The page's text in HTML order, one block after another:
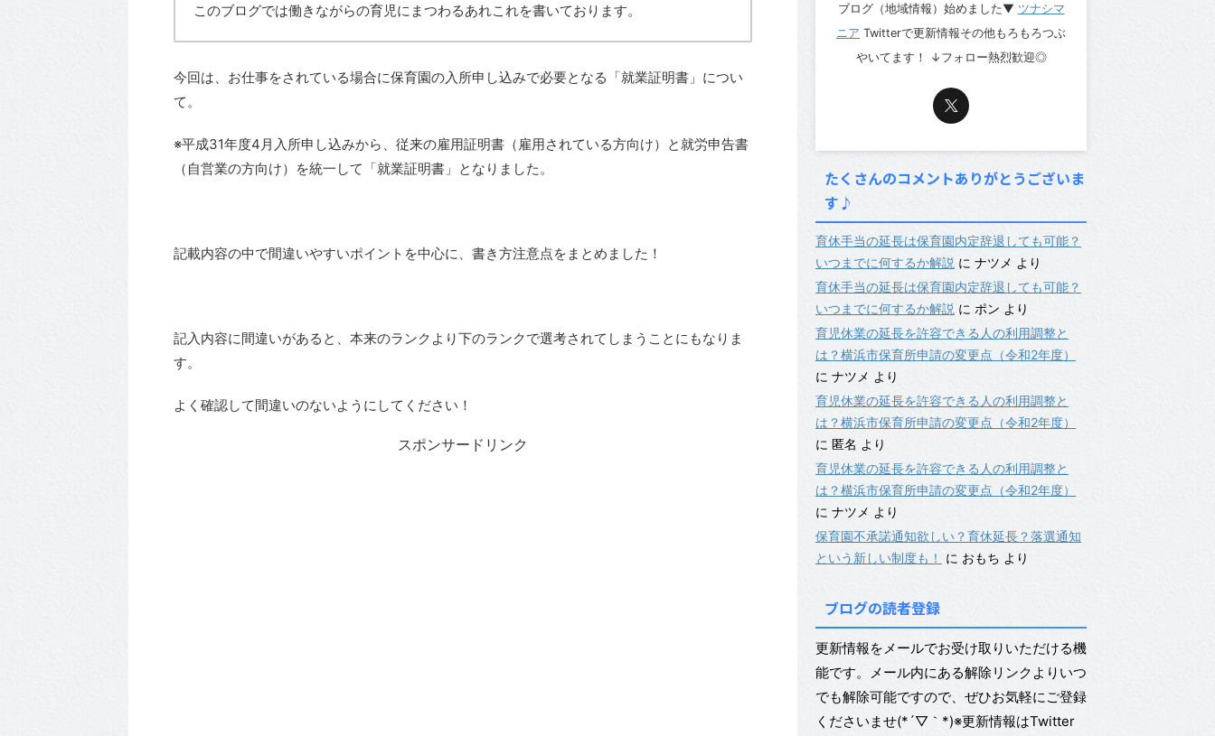
このブログでは働きながらの育児にまつわるあれこれを書いております。
今回は、お仕事をされている場合に保育園の入所申し込みで必要となる「就業証明書」につい
て。
※平成31年度4月入所申し込みから、従来の雇用証明書（雇用されている方向け）と就労申告書
（自営業の方向け）を統一して「就業証明書」となりました。
記載内容の中で間違いやすいポイントを中心に、書き方注意点をまとめました！
記入内容に間違いがあると、本来のランクより下のランクで選考されてしまうことにもなりま
す。
よく確認して間違いのないようにしてください！
スポンサードリンク
ブログ（地域情報）始めました▼ ツナシマ
ニア Twitterで更新情報その他もろもろつぶ
やいてます！ ↓フォロー熱烈歓迎◎
たくさんのコメントありがとうございま
す♪
育休手当の延長は保育園内定辞退しても可能？
いつまでに何するか解説 に ナツメ より
育休手当の延長は保育園内定辞退しても可能？
いつまでに何するか解説 に ポン より
育児休業の延長を許容できる人の利用調整と
は？横浜市保育所申請の変更点（令和2年度）
に ナツメ より
育児休業の延長を許容できる人の利用調整と
は？横浜市保育所申請の変更点（令和2年度）
に 匿名 より
育児休業の延長を許容できる人の利用調整と
は？横浜市保育所申請の変更点（令和2年度）
に ナツメ より
保育園不承諾通知欲しい？育休延長？落選通知
という新しい制度も！
に おもち より
ブログの読者登録
更新情報をメールでお受け取りいただける機
能です。メール内にある解除リンクよりいつ
でも解除可能ですので、ぜひお気軽にご登録
くださいませ(*´▽｀*)※更新情報はTwitter